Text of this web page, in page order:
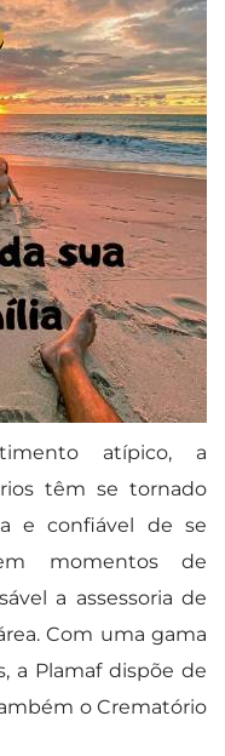
atípico, a
têm se tornado
e confiável de se
momentos de
a assessoria de
Com uma gama
a Plamaf dispõe de
o Crematório